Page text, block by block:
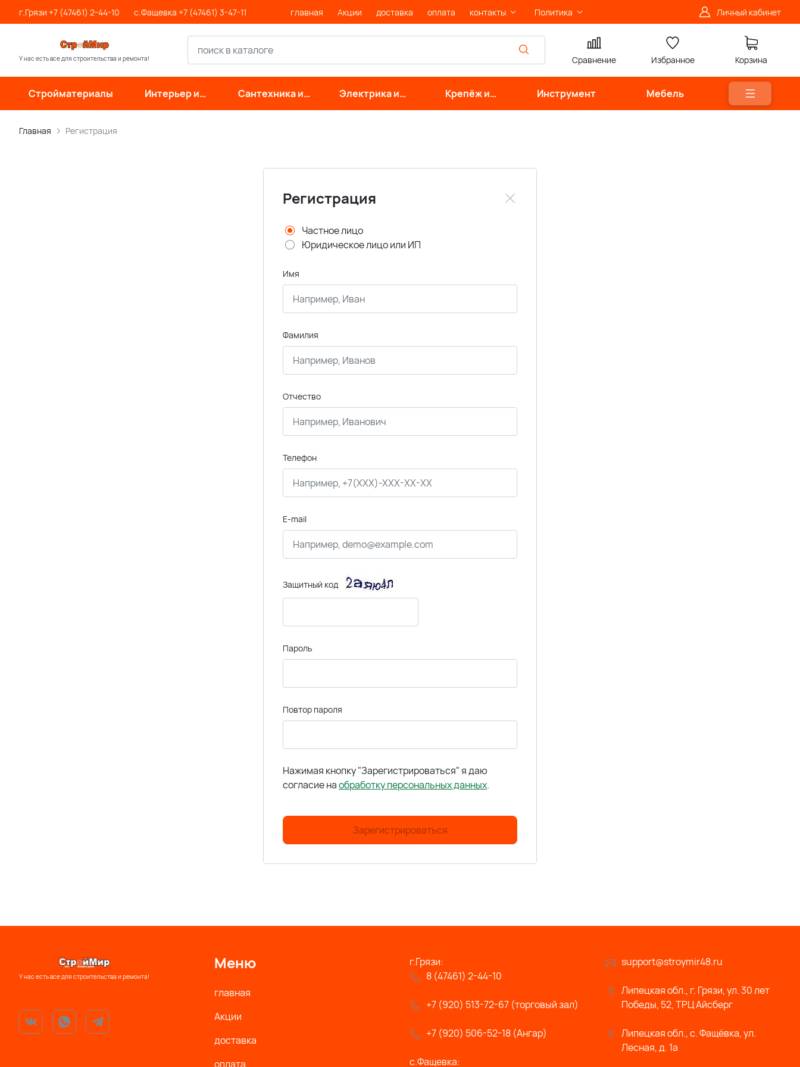
г.Грязи +7 (47461) 2-44-10 с.Фащевка +7 (47461) 3-47-11 главная Акции доставка оплата контакты Политика Личный кабинет
У нас есть все для строительства и ремонта! Сравнение Избранное Корзина
Стройматериалы
Интерьер и
отделка
Сантехника и
инженерные
Электрика и
свет
Крепёж и
фурнитура
Инструмент Мебель
Главная Регистрация
Регистрация
Частное лицо
Юридическое лицо или ИП
Имя
Фамилия
Отчество
Телефон
E-mail
Защитный код
Пароль
Повтор пароля
Нажимая кнопку "Зарегистрироваться" я даю
согласие наобработку персональных данных.
Зарегистрироваться
У нас есть все для строительства и ремонта!
support@stroymir48.ru
Липецкая обл., г. Грязи, ул. 30 лет
Победы, 52, ТРЦ Айсберг
Липецкая обл., с. Фащёвка, ул.
Лесная, д. 1а
Меню
главная
Акции
доставка
оплата
г.Грязи:
8 (47461) 2-44-10
+7 (920) 513-72-67 (торговый зал)
+7 (920) 506-52-18 (Ангар)
с.Фащевка: